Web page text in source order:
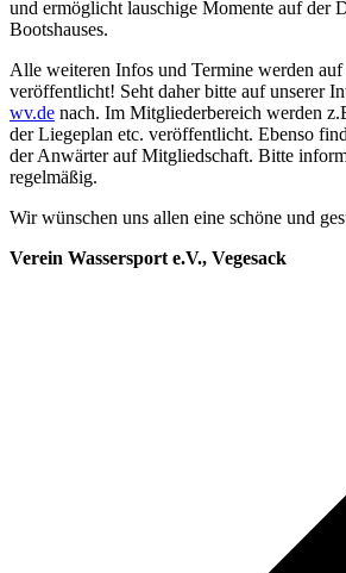
und ermöglicht lauschige Momente auf der
Bootshauses.
Alle weiteren Infos und Termine werden auf
veröffentlicht! Seht daher bitte auf unserer
wv.de nach. Im Mitgliederbereich werden
der Liegeplan etc. veröffentlicht. Ebenso
der Anwärter auf Mitgliedschaft. Bitte
regelmäßig.
Wir wünschen uns allen eine schöne und
Verein Wassersport e.V., Vegesack